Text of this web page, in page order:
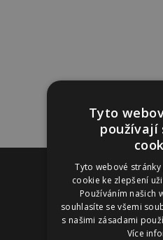
Tyto
používají
Tyto webové
cookie ke zlepšení
Používáním našich
souhlasíte se všemi
s našimi zásadami
Více